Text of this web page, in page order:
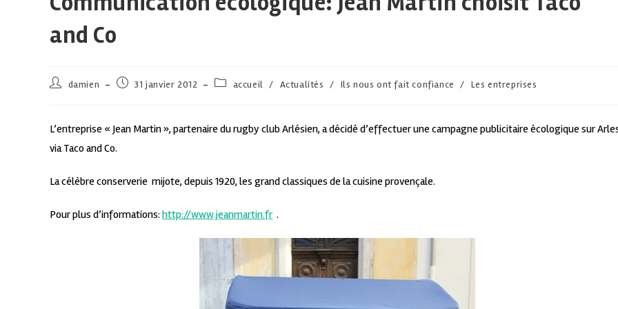
and Co
damien 31 janvier 2012 accueil / Actualités / Ils nous ont fait confiance / Les entreprises
L’entreprise « Jean Martin », partenaire du rugby club Arlésien, a décidé d’effectuer une campagne publicitaire écologique sur
via Taco and Co.
La célèbre conserverie mijote, depuis 1920, les grand classiques de la cuisine provençale.
Pour plus d’informations: http://www.jeanmartin.fr .